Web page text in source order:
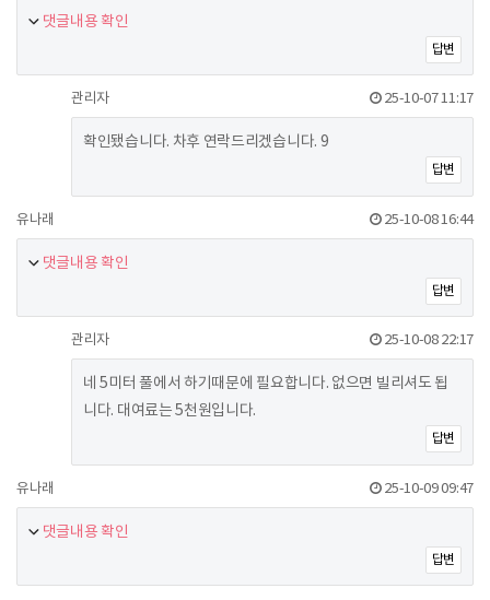
댓글내용 확인
답변
관리자 25-10-07 11:17
확인됐습니다. 차후 연락드리겠습니다. 9
답변
유나래 25-10-08 16:44
댓글내용 확인
답변
관리자 25-10-08 22:17
네 5미터 풀에서 하기때문에 필요합니다. 없으면 빌리셔도 됩
니다. 대여료는 5천원입니다.
답변
유나래 25-10-09 09:47
댓글내용 확인
답변